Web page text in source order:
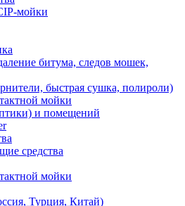
мойки
битума, следов мошек,
быстрая сушка, полироли)
мойки
и помещений
средства
мойки
Турция, Китай)